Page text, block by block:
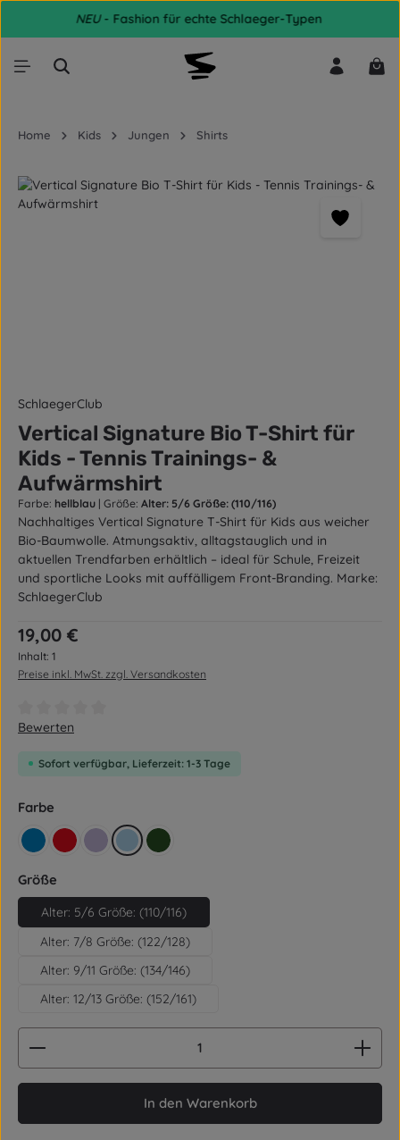
Zum Hauptinhalt springen
NEU- Fashion für echte Schlaeger-Typen
Home Kids Jungen Shirts
Bildergalerie überspringen
SchlaegerClub
Vertical Signature Bio T-Shirt für
Kids - Tennis Trainings- &
Aufwärmshirt
Farbe: hellblau | Größe: Alter: 5/6 Größe: (110/116)
Nachhaltiges Vertical Signature T-Shirt für Kids aus weicher
Bio-Baumwolle. Atmungsaktiv, alltagstauglich und in
aktuellen Trendfarben erhältlich – ideal für Schule, Freizeit
und sportliche Looks mit auffälligem Front-Branding. Marke:
SchlaegerClub
Regulärer Preis:
19,00 €
Inhalt: 1
Preise inkl. MwSt. zzgl. Versandkosten
Durchschnittliche Bewertung von 0 von 5 Sternen
Bewerten
Sofort verfügbar, Lieferzeit: 1-3 Tage
Farbe
königsblau
rot lila hellblauretro grün
Größe
Alter: 5/6 Größe: (110/116)
Alter: 7/8 Größe: (122/128)
Alter: 9/11 Größe: (134/146)
Alter: 12/13 Größe: (152/161)
Produkt Anzahl: Gib den gewünschten Wert
In den Warenkorb